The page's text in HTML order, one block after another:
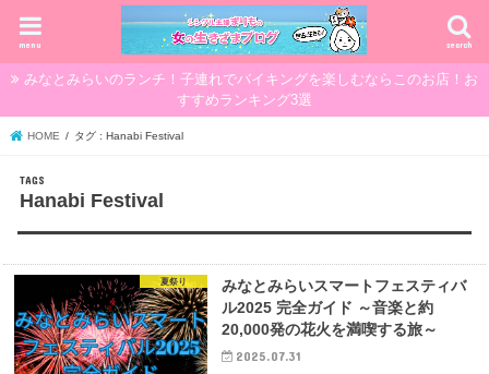
search
menu
みなとみらいのランチ！子連れでバイキングを楽しむならこのお店！お
すすめランキング3選
HOME タグ : Hanabi Festival
Hanabi Festival
夏祭り
みなとみらいスマートフェスティバ
ル2025 完全ガイド ～音楽と約
20,000発の花火を満喫する旅～
2025.07.31